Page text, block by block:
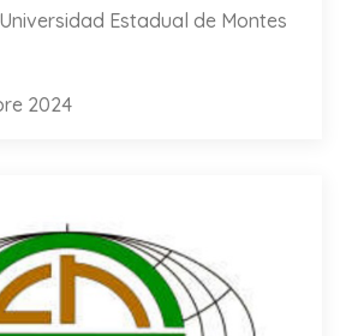
Estadual de Montes
2024